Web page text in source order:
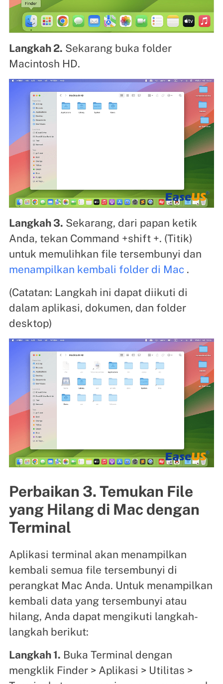
Langkah 2. Sekarang buka folder
Macintosh HD.
Langkah 3. Sekarang, dari papan ketik
Anda, tekan Command +shift +. (Titik)
untuk memulihkan file tersembunyi dan
menampilkan kembali folder di Mac.
(Catatan: Langkah ini dapat diikuti di
dalam aplikasi, dokumen, dan folder
desktop)
Perbaikan 3. Temukan File
yang Hilang di Mac dengan
Terminal
Aplikasi terminal akan menampilkan
kembali semua file tersembunyi di
perangkat Mac Anda. Untuk menampilkan
kembali data yang tersembunyi atau
hilang, Anda dapat mengikuti langkah-
langkah berikut:
Langkah 1. Buka Terminal dengan
mengklik Finder > Aplikasi > Utilitas >